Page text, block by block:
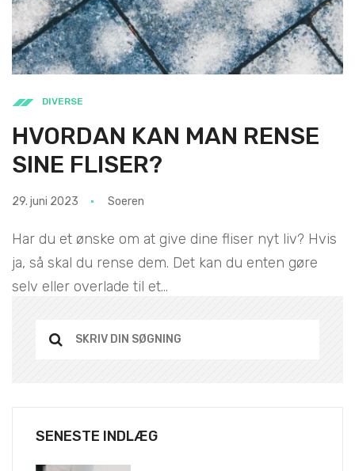
DIVERSE
HVORDAN KAN MAN RENSE
SINE FLISER?
29. juni 2023 Soeren
Har du et ønske om at give dine fliser nyt liv? Hvis
ja, så skal du rense dem. Det kan du enten gøre
selv eller overlade til et...
SENESTE INDLÆG